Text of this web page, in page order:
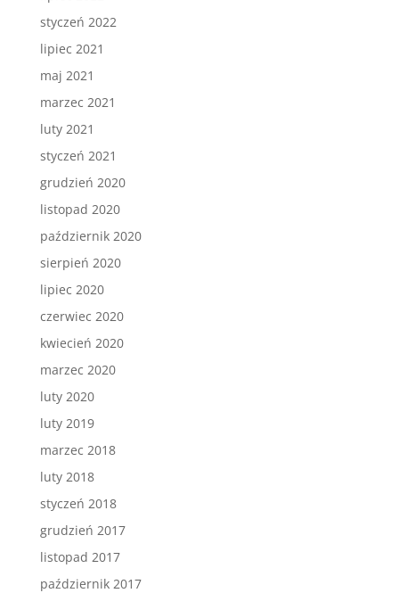
styczeń 2022
lipiec 2021
maj 2021
marzec 2021
luty 2021
styczeń 2021
grudzień 2020
listopad 2020
październik 2020
sierpień 2020
lipiec 2020
czerwiec 2020
kwiecień 2020
marzec 2020
luty 2020
luty 2019
marzec 2018
luty 2018
styczeń 2018
grudzień 2017
listopad 2017
październik 2017